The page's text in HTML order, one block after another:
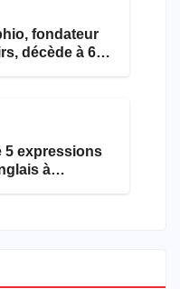
fondateur
décède à 69
5 expressions
à